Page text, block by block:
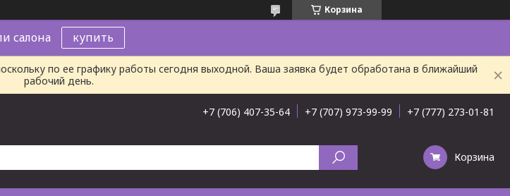
Корзина
салона купить
по ее графику работы сегодня выходной. Ваша заявка будет обработана в ближайший
рабочий день.
+7 (706) 407-35-64 +7 (707) 973-99-99 +7 (777) 273-01-81
Корзина